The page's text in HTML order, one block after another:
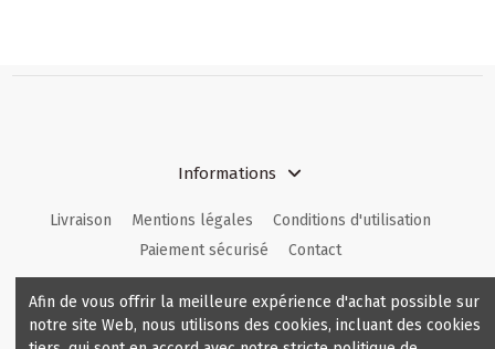
Informations
Livraison Mentions légales
Conditions d'utilisation
Paiement sécurisé
Contact
Contactez nous
Comfortable.be
Afin de vous offrir la meilleure expérience d'achat possible sur
notre site Web, nous utilisons des cookies, incluant des cookies